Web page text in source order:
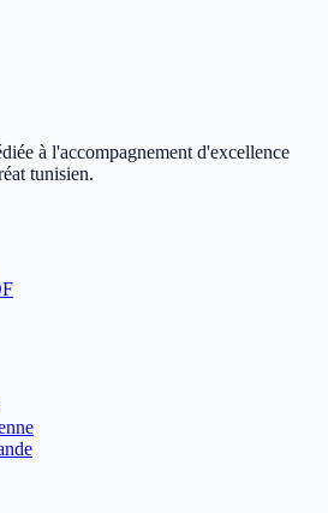
à l'accompagnement d'excellence
tunisien.